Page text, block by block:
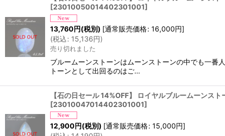
[23010050014402301001]
13,760円(税別) [通常販売価格: 16,000円]
(税込: 15,136円)
売り切れました
ブルームーンストーンはムーンストーンの中でも一番
トーンとして出回るのはご…
【石の日セール 14%OFF】 ロイヤルブルームーンス
[23010047014402301001]
12,900円(税別) [通常販売価格: 15,000円]